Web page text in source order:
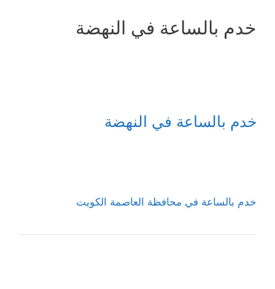
خدم بالساعة في النهضة
خدم بالساعة في النهضة
خدم بالساعة في محافظة العاصمة الكويت